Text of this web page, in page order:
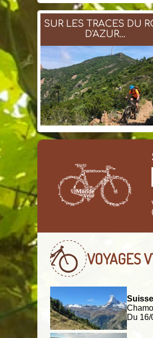
SUR LES TRACES DU
D'AZUR...
VOYAGES
Du